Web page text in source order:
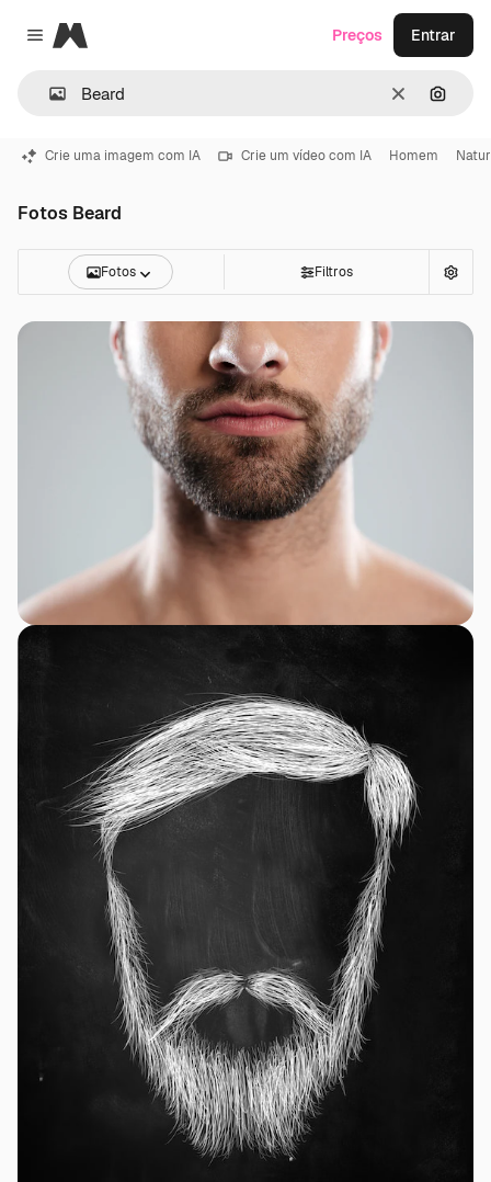
Close menu
Magnific
Limpar
Preços Entrar
Crie uma imagem com IA Crie um vídeo com IA Homem
Fotos Beard
Fotos Filtros